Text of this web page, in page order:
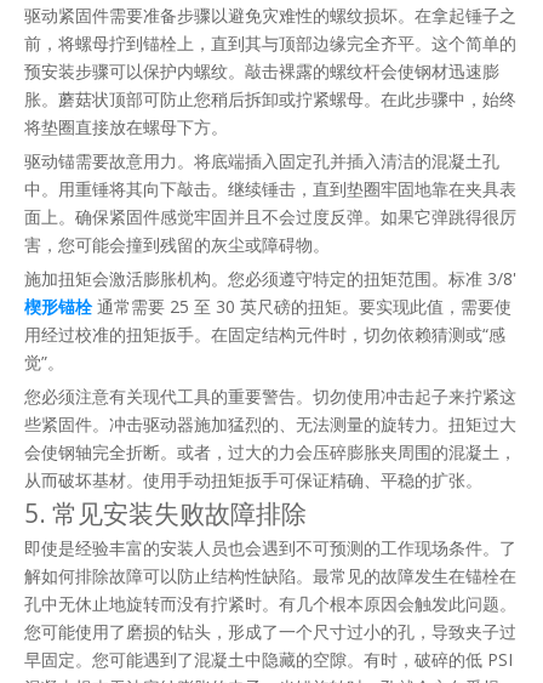
驱动紧固件需要准备步骤以避免灾难性的螺纹损坏。在拿起锤子之
前，将螺母拧到锚栓上，直到其与顶部边缘完全齐平。这个简单的
预安装步骤可以保护内螺纹。敲击裸露的螺纹杆会使钢材迅速膨
胀。蘑菇状顶部可防止您稍后拆卸或拧紧螺母。在此步骤中，始终
将垫圈直接放在螺母下方。
驱动锚需要故意用力。将底端插入固定孔并插入清洁的混凝土孔
中。用重锤将其向下敲击。继续锤击，直到垫圈牢固地靠在夹具表
面上。确保紧固件感觉牢固并且不会过度反弹。如果它弹跳得很厉
害，您可能会撞到残留的灰尘或障碍物。
施加扭矩会激活膨胀机构。您必须遵守特定的扭矩范围。标准 3/8'
楔形锚栓通常需要 25 至 30 英尺磅的扭矩。要实现此值，需要使
用经过校准的扭矩扳手。在固定结构元件时，切勿依赖猜测或“感
觉”。
您必须注意有关现代工具的重要警告。切勿使用冲击起子来拧紧这
些紧固件。冲击驱动器施加猛烈的、无法测量的旋转力。扭矩过大
会使钢轴完全折断。或者，过大的力会压碎膨胀夹周围的混凝土，
从而破坏基材。使用手动扭矩扳手可保证精确、平稳的扩张。
5. 常见安装失败故障排除
即使是经验丰富的安装人员也会遇到不可预测的工作现场条件。了
解如何排除故障可以防止结构性缺陷。最常见的故障发生在锚栓在
孔中无休止地旋转而没有拧紧时。有几个根本原因会触发此问题。
您可能使用了磨损的钻头，形成了一个尺寸过小的孔，导致夹子过
早固定。您可能遇到了混凝土中隐藏的空隙。有时，破碎的低 PSI